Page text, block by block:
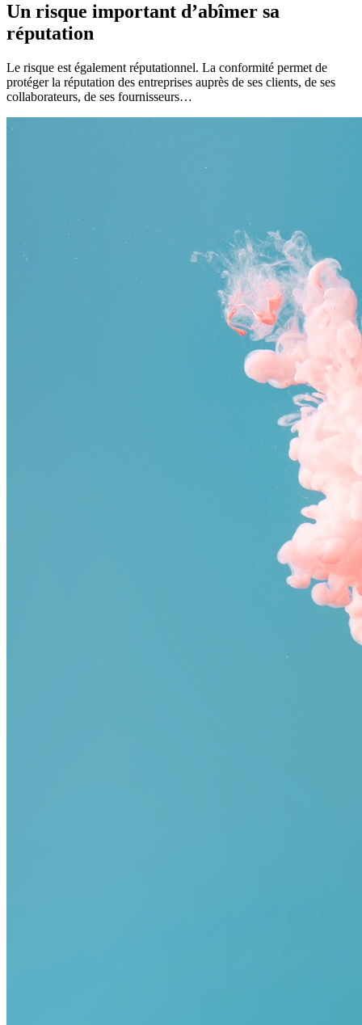
Un risque important d’abîmer sa
réputation
Le risque est également réputationnel. La conformité permet de
protéger la réputation des entreprises auprès de ses clients, de ses
collaborateurs, de ses fournisseurs…